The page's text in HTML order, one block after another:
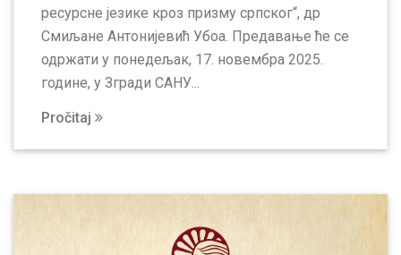
ресурсне језике кроз призму српског“, др
Смиљанe Антонијевић Убоа. Предавање ће се
одржати у понедељак, 17. новембра 2025.
године, у Згради САНУ...
Pročitaj